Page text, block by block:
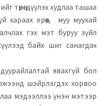
төөрөгдүүлэх худлаа ташаа
хараах ерөөх, муу муухай
гэх мэт буруу зүйл
байх шиг санагдах
явахгүй бол
шэйрлэгдэх хорвоо
мэдээллээ үнэн мэтээр